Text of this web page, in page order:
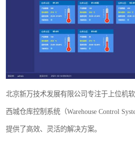
北京新万技术发展有限公司专注于上位机
西城仓库控制系统（Warehouse Control
提供了高效、灵活的解决方案。
串口上位机软件
运动控制上位机软件
PLC上位机软件
WCS仓储物流上位机软件